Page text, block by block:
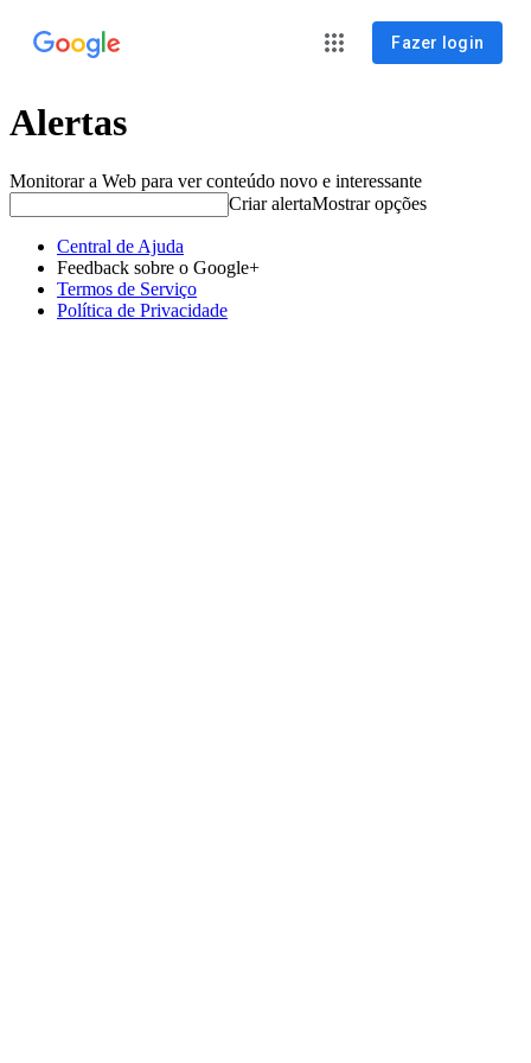
Fazer login
Alertas
Monitorar a Web para ver conteúdo novo e interessante
Criar alertaMostrar opções
Central de Ajuda
Feedback sobre o Google+
Termos de Serviço
Política de Privacidade